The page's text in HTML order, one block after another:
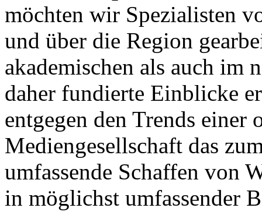
möchten wir Spezialisten
und über die Region
akademischen als auch im
daher fundierte Einblicke
entgegen den Trends einer
Mediengesellschaft das
umfassende Schaffen von
in möglichst umfassender